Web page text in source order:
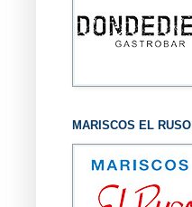
MARISCOS EL RUSO